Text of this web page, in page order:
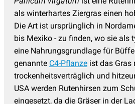
als winterhartes Ziergras einen
Die Art ist ursprünglich in
bis Mexiko - zu finden, wo sie als
eine Nahrungsgrundlage für
genannte C4-Pflanze ist das Gras
trockenheitsverträglich und
USA werden Rutenhirsen zum
eingesetzt, da die Gräser in der